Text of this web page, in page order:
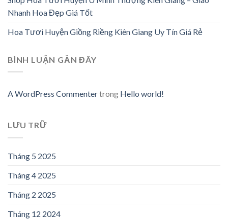
Nhanh Hoa Đẹp Giá Tốt
Hoa Tươi Huyện Giồng Riềng Kiên Giang Uy Tín Giá Rẻ
BÌNH LUẬN GẦN ĐÂY
A WordPress Commentertrong Hello world!
LƯU TRỮ
Tháng 5 2025
Tháng 4 2025
Tháng 2 2025
Tháng 12 2024